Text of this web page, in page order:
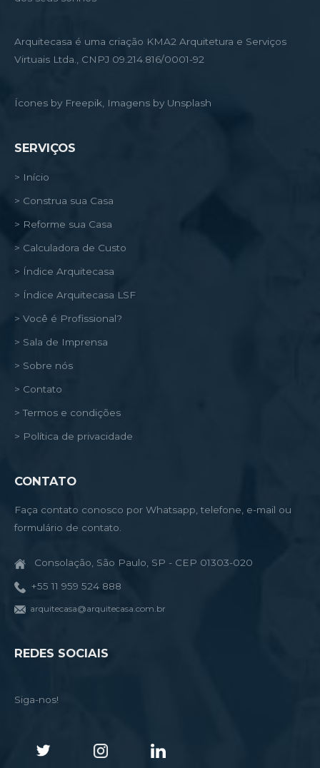
Arquitecasa é uma criação KMA2 Arquitetura e Serviços
Virtuais Ltda., CNPJ 09.214.816/0001-92
Ícones by Freepik, Imagens by Unsplash
SERVIÇOS
> Início
> Construa sua Casa
> Reforme sua Casa
> Calculadora de Custo
> Índice Arquitecasa
> Índice Arquitecasa LSF
> Você é Profissional?
> Sala de Imprensa
> Sobre nós
> Contato
> Termos e condições
> Política de privacidade
CONTATO
Faça contato conosco por Whatsapp, telefone, e-mail ou
formulário de contato.
Consolação, São Paulo, SP - CEP 01303-020
+55 11 959 524 888
arquitecasa@arquitecasa.com.br
REDES SOCIAIS
Siga-nos!